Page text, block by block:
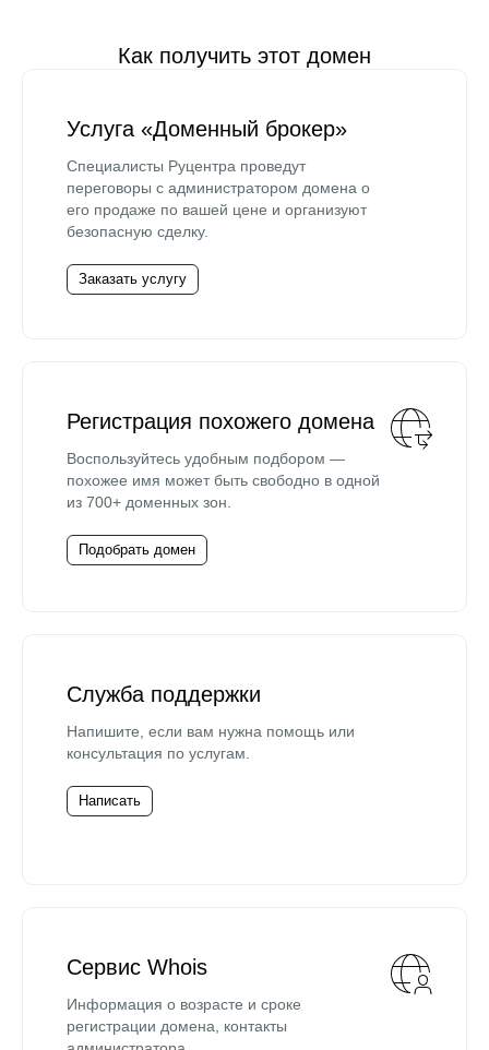
Как получить этот домен
Услуга «Доменный брокер»
Специалисты Руцентра проведут
переговоры с администратором домена о
его продаже по вашей цене и организуют
безопасную сделку.
Заказать услугу
Регистрация похожего домена
Воспользуйтесь удобным подбором —
похожее имя может быть свободно в одной
из 700+ доменных зон.
Подобрать домен
Служба поддержки
Напишите, если вам нужна помощь или
консультация по услугам.
Написать
Сервис Whois
Информация о возрасте и сроке
регистрации домена, контакты